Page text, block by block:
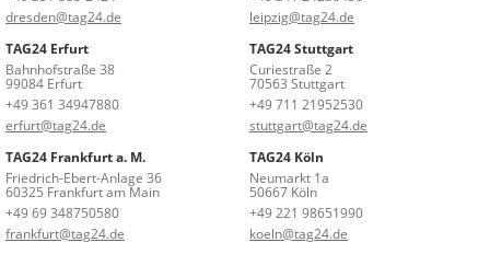
dresden@tag24.de
leipzig@tag24.de
TAG24 Erfurt
Bahnhofstraße 38
99084 Erfurt
+49 361 34947880
erfurt@tag24.de
TAG24 Stuttgart
Curiestraße 2
70563 Stuttgart
+49 711 21952530
stuttgart@tag24.de
TAG24 Frankfurt a. M.
Friedrich-Ebert-Anlage 36
60325 Frankfurt am Main
+49 69 348750580
frankfurt@tag24.de
TAG24 Köln
Neumarkt 1a
50667 Köln
+49 221 98651990
koeln@tag24.de